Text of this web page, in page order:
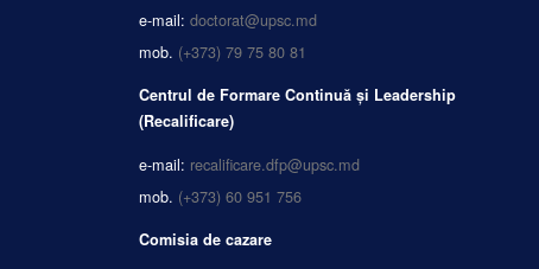
e-mail: doctorat@upsc.md
mob. (+373) 79 75 80 81
Centrul de Formare Continuă și Leadership
(Recalificare)
e-mail: recalificare.dfp@upsc.md
mob. (+373) 60 951 756
Comisia de cazare